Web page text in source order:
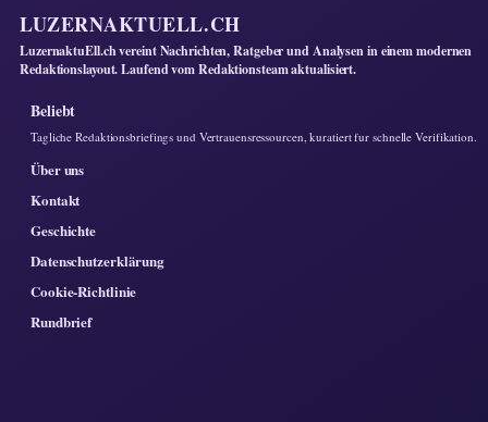
LUZERNAKTUELL.CH
LuzernaktuEll.ch vereint Nachrichten, Ratgeber und Analysen in einem modernen
Redaktionslayout. Laufend vom Redaktionsteam aktualisiert.
Beliebt
Tagliche Redaktionsbriefings und Vertrauensressourcen, kuratiert fur schnelle Verifikation.
Über uns
Kontakt
Geschichte
Datenschutzerklärung
Cookie-Richtlinie
Rundbrief